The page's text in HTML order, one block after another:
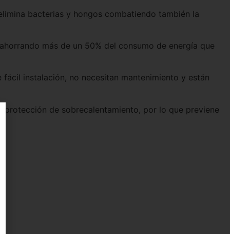
bacterias y hongos combatiendo también la
más de un 50% del consumo de energía que
instalación, no necesitan mantenimiento y están
de sobrecalentamiento, por lo que previene